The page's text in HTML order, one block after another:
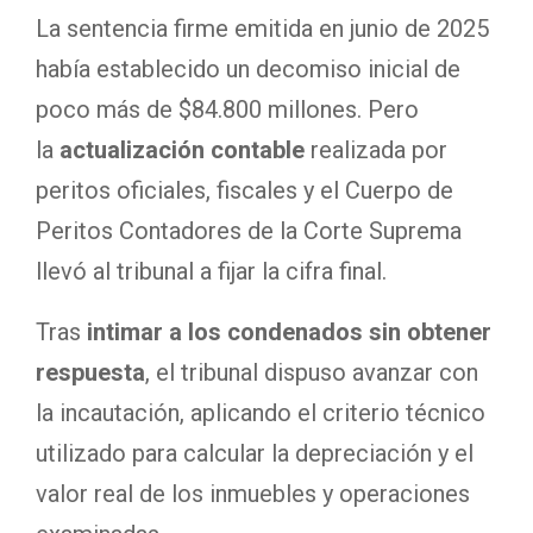
La sentencia firme emitida en junio de 2025
había establecido un decomiso inicial de
poco más de $84.800 millones. Pero
la actualización contable realizada por
peritos oficiales, fiscales y el Cuerpo de
Peritos Contadores de la Corte Suprema
llevó al tribunal a fijar la cifra final.
Tras intimar a los condenados sin obtener
respuesta, el tribunal dispuso avanzar con
la incautación, aplicando el criterio técnico
utilizado para calcular la depreciación y el
valor real de los inmuebles y operaciones